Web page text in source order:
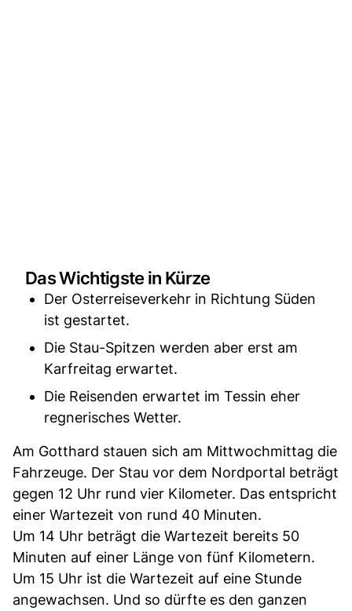
Das Wichtigste in Kürze
Der Osterreiseverkehr in Richtung Süden
ist gestartet.
Die Stau-Spitzen werden aber erst am
Karfreitag erwartet.
Die Reisenden erwartet im Tessin eher
regnerisches Wetter.
Am Gotthard stauen sich am Mittwochmittag die
Fahrzeuge. Der Stau vor dem Nordportal beträgt
gegen 12 Uhr rund vier Kilometer. Das entspricht
einer Wartezeit von rund 40 Minuten.
Um 14 Uhr beträgt die Wartezeit bereits 50
Minuten auf einer Länge von fünf Kilometern.
Um 15 Uhr ist die Wartezeit auf eine Stunde
angewachsen. Und so dürfte es den ganzen